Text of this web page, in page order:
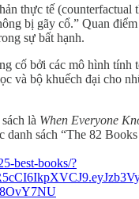
thực tế
bị gãy cổ.” Quan
sự bất hạnh.
cố bởi các mô hình
và bộ khuếch đại cho
là When Everyone
sách “The 82
best-books/?